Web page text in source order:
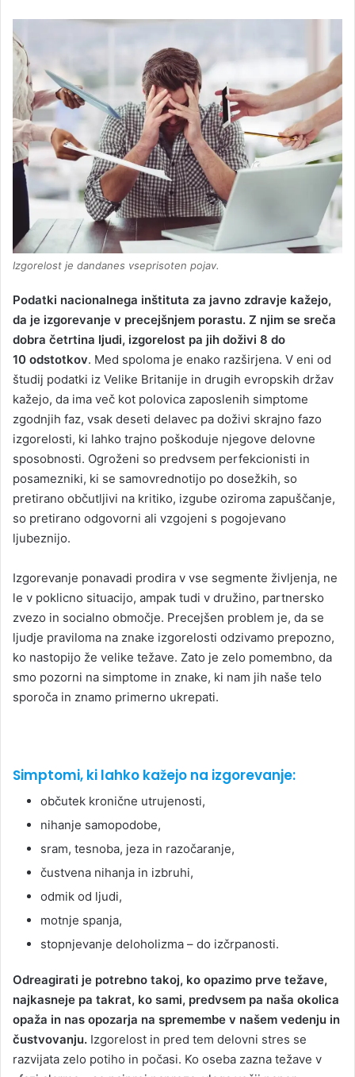
Izgorelost je dandanes vseprisoten pojav.
Podatki nacionalnega inštituta za javno zdravje kažejo,
da je izgorevanje v precejšnjem porastu. Z njim se sreča
dobra četrtina ljudi, izgorelost pa jih doživi 8 do
10 odstotkov. Med spoloma je enako razširjena. V eni od
študij podatki iz Velike Britanije in drugih evropskih držav
kažejo, da ima več kot polovica zaposlenih simptome
zgodnjih faz, vsak deseti delavec pa doživi skrajno fazo
izgorelosti, ki lahko trajno poškoduje njegove delovne
sposobnosti. Ogroženi so predvsem perfekcionisti in
posamezniki, ki se samovrednotijo po dosežkih, so
pretirano občutljivi na kritiko, izgube oziroma zapuščanje,
so pretirano odgovorni ali vzgojeni s pogojevano
ljubeznijo.
Izgorevanje ponavadi prodira v vse segmente življenja, ne
le v poklicno situacijo, ampak tudi v družino, partnersko
zvezo in socialno območje. Precejšen problem je, da se
ljudje praviloma na znake izgorelosti odzivamo prepozno,
ko nastopijo že velike težave. Zato je zelo pomembno, da
smo pozorni na simptome in znake, ki nam jih naše telo
sporoča in znamo primerno ukrepati.
Simptomi, ki lahko kažejo na izgorevanje:
občutek kronične utrujenosti,
nihanje samopodobe,
sram, tesnoba, jeza in razočaranje,
čustvena nihanja in izbruhi,
odmik od ljudi,
motnje spanja,
stopnjevanje deloholizma – do izčrpanosti.
Odreagirati je potrebno takoj, ko opazimo prve težave,
najkasneje pa takrat, ko sami, predvsem pa naša okolica
opaža in nas opozarja na spremembe v našem vedenju in
čustvovanju. Izgorelost in pred tem delovni stres se
razvijata zelo potiho in počasi. Ko oseba zazna težave v